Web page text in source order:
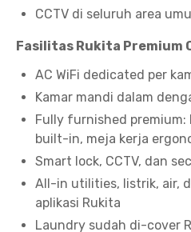
CCTV di seluruh area
Fasilitas Rukita Premium
AC WiFi dedicated per
Kamar mandi dalam
Fully furnished premium:
built-in, meja kerja
Smart lock, CCTV, dan
All-in utilities, listrik, air,
aplikasi Rukita
Laundry sudah di-cover